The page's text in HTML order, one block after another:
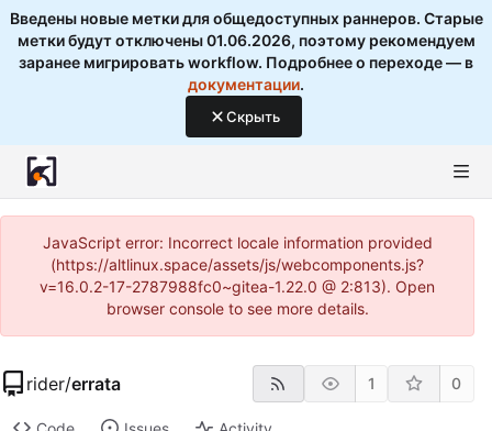
Введены новые метки для общедоступных раннеров. Старые
метки будут отключены 01.06.2026, поэтому рекомендуем
заранее мигрировать workflow. Подробнее о переходе — в
документации.
Скрыть
JavaScript error: Incorrect locale information provided
(https://altlinux.space/assets/js/webcomponents.js?
v=16.0.2-17-2787988fc0~gitea-1.22.0 @ 2:813). Open
browser console to see more details.
rider/errata 1 0